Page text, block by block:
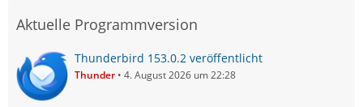
Aktuelle Programmversion
Thunderbird 153.0.2 veröffentlicht
Thunder 4. August 2026 um 22:28